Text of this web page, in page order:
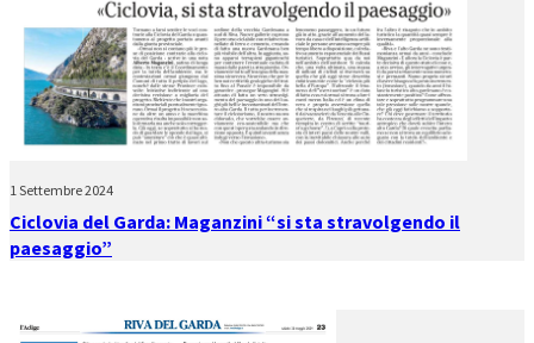
1 Settembre 2024
Ciclovia del Garda: Maganzini “si sta stravolgendo il
paesaggio”